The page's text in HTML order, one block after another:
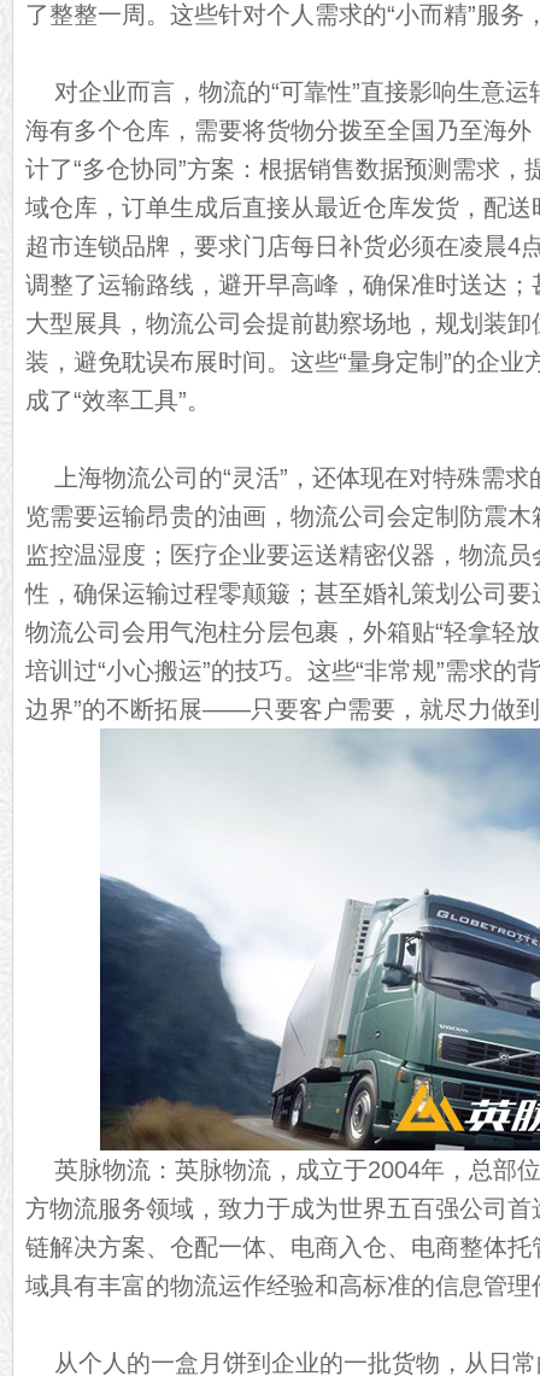
了整整一周。这些针对个人需求的“小而精”服务
对企业而言，物流的“可靠性”直接影响生意
海有多个仓库，需要将货物分拨至全国乃至海
计了“多仓协同”方案：根据销售数据预测需求，
域仓库，订单生成后直接从最近仓库发货，配
超市连锁品牌，要求门店每日补货必须在凌晨4
调整了运输路线，避开早高峰，确保准时送达
大型展具，物流公司会提前勘察场地，规划装
装，避免耽误布展时间。这些“量身定制”的企业
成了“效率工具”。
上海物流公司的“灵活”，还体现在对特殊需
览需要运输昂贵的油画，物流公司会定制防震
监控温湿度；医疗企业要运送精密仪器，物流
性，确保运输过程零颠簸；甚至婚礼策划公司
物流公司会用气泡柱分层包裹，外箱贴“轻拿轻
培训过“小心搬运”的技巧。这些“非常规”需求的
边界”的不断拓展——只要客户需要，就尽力做
英脉物流：英脉物流，成立于2004年，总部
方物流服务领域，致力于成为世界五百强公司
链解决方案、仓配一体、电商入仓、电商整体
域具有丰富的物流运作经验和高标准的信息管理
从个人的一盒月饼到企业的一批货物，从日